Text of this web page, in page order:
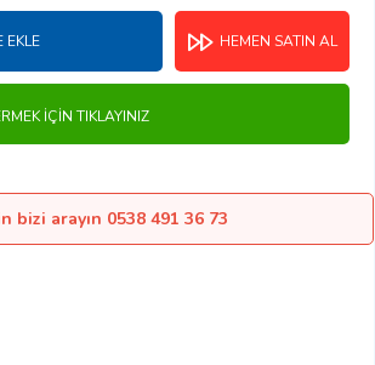
EKLE HEMEN SATIN AL
İÇIN TIKLAYINIZ
arayın 0538 491 36 73